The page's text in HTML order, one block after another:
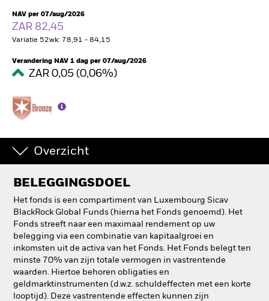
NAV per 07/aug/2026
ZAR 82,45
Variatie 52wk: 78,91 - 84,15
Verandering NAV 1 dag per 07/aug/2026
ZAR 0,05 (0,06%)
Overzicht
BELEGGINGSDOEL
Het fonds is een compartiment van Luxembourg Sicav
BlackRock Global Funds (hierna het Fonds genoemd). Het
Fonds streeft naar een maximaal rendement op uw
belegging via een combinatie van kapitaalgroei en
inkomsten uit de activa van het Fonds. Het Fonds belegt ten
minste 70% van zijn totale vermogen in vastrentende
waarden. Hiertoe behoren obligaties en
geldmarktinstrumenten (d.w.z. schuldeffecten met een korte
looptijd). Deze vastrentende effecten kunnen zijn